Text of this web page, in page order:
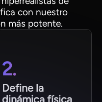
con nuestro
más potente.
2.
Define la
dinámica física